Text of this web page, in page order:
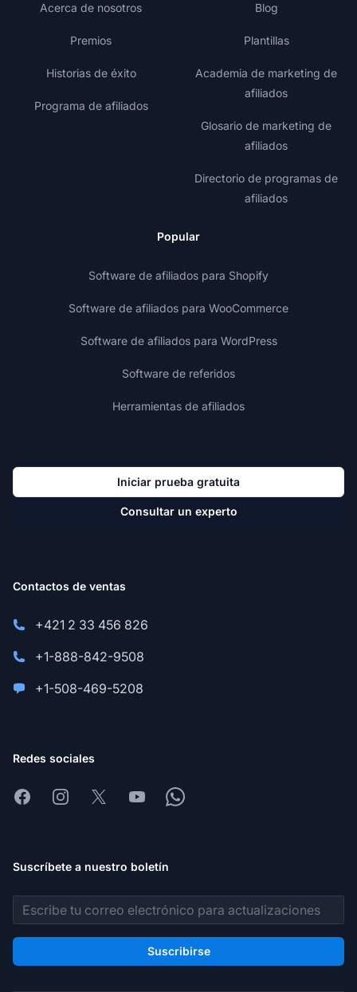
Acerca de nosotros
Premios
Historias de éxito
Programa de afiliados
Blog
Plantillas
Academia de marketing de
afiliados
Glosario de marketing de
afiliados
Directorio de programas de
afiliados
Popular
Software de afiliados para Shopify
Software de afiliados para WooCommerce
Software de afiliados para WordPress
Software de referidos
Herramientas de afiliados
Iniciar prueba gratuita
Consultar un experto
Contactos de ventas
+421 2 33 456 826
+1-888-842-9508
+1-508-469-5208
Redes sociales
FacebookInstagram
X YoutubeWhatsapp
Suscríbete a nuestro boletín
Dirección de correo electrónico
Suscribirse